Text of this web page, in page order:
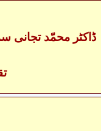
- ڈاکٹر محمّد تجانی
-